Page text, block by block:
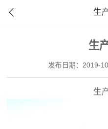
生
生
发布日期：2019-
生